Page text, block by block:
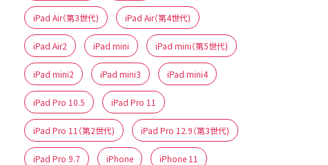
iPad Air（第3世代) iPad Air（第4世代)
iPad Air2 iPad mini iPad mini（第5世代)
iPad mini2 iPad mini3 iPad mini4
iPad Pro 10.5 iPad Pro 11
iPad Pro 11（第2世代) iPad Pro 12.9（第3世代)
iPad Pro 9.7 iPhone iPhone 11